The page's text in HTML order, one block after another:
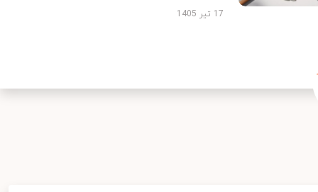
17 تیر 1405